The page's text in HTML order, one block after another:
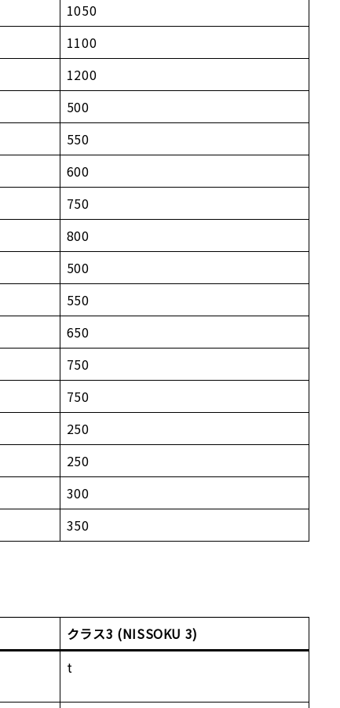
1050
1100
1200
500
550
600
750
800
500
550
650
750
750
250
250
300
350
クラス3 (NISSOKU 3)
t